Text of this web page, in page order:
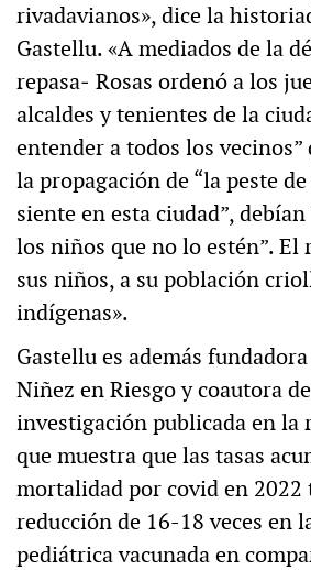
rivadavianos», dice la
Gastellu. «A mediados de la
repasa‒ Rosas ordenó a los
alcaldes y tenientes de la
entender a todos los
la propagación de “la peste
siente en esta ciudad”,
los niños que no lo estén”. El
sus niños, a su población
indígenas».
Gastellu es además
Niñez en Riesgo y coautora
investigación publicada en la
que muestra que las tasas
mortalidad por covid en
reducción de 16-18 veces en
pediátrica vacunada en